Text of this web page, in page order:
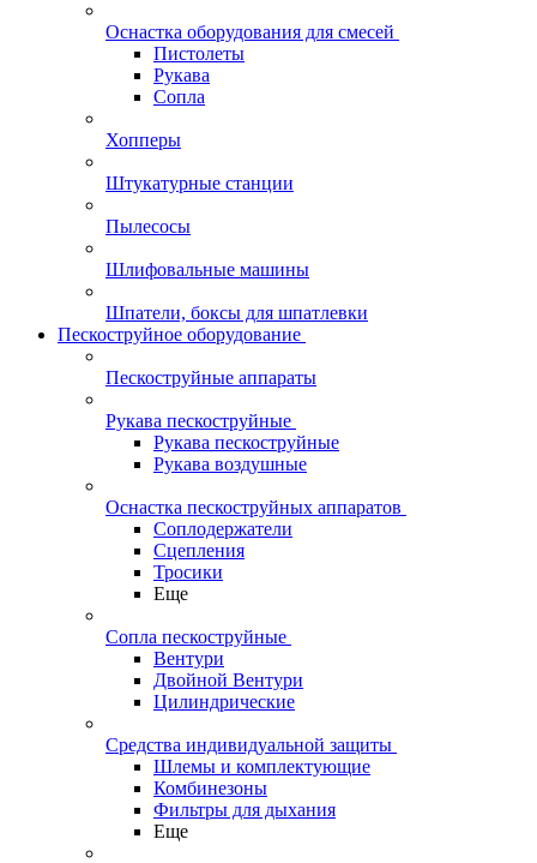
Оснастка оборудования для смесей
Пистолеты
Рукава
Сопла
Хопперы
Штукатурные станции
Пылесосы
Шлифовальные машины
Шпатели, боксы для шпатлевки
Пескоструйное оборудование
Пескоструйные аппараты
Рукава пескоструйные
Рукава пескоструйные
Рукава воздушные
Оснастка пескоструйных аппаратов
Соплодержатели
Сцепления
Тросики
Еще
Сопла пескоструйные
Вентури
Двойной Вентури
Цилиндрические
Средства индивидуальной защиты
Шлемы и комплектующие
Комбинезоны
Фильтры для дыхания
Еще